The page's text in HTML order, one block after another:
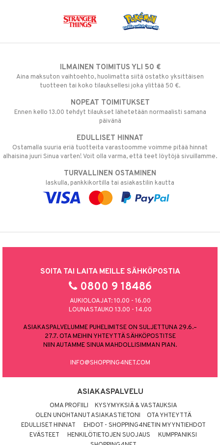
ILMAINEN TOIMITUS YLI 50 €
Aina maksuton vaihtoehto, huolimatta siitä ostatko yksittäisen
tuotteen tai koko tilauksellesi joka ylittää 50 €.
NOPEAT TOIMITUKSET
Ennen kello 13.00 tehdyt tilaukset lähetetään normaalisti samana
päivänä
EDULLISET HINNAT
Ostamalla suuria eriä tuotteita varastoomme voimme pitää hinnat
alhaisina juuri Sinua varten! Voit olla varma, että teet löytöjä sivuillamme.
TURVALLINEN OSTAMINEN
laskulla, pankkikortilla tai asiakastilin kautta
SOITA TAI LAITA MEILLE SÄHKÖPOSTIA
0800 9 18486
AUKIOLOAJAT: 10.00 - 16.00
LOUNASTAUKO 13.00 - 14.00
ASIAKASPALVELUMME PUHELIMITSE ON SULJETTUNA 29.6.–
27.7. OTA MEIHIN YHTEYTTÄ SÄHKÖPOSTITSE
NIIN AUTAMME SINUA MAHDOLLISIMMAN PIAN.
INFO@SHOPPING4NET.COM
ASIAKASPALVELU
OMA PROFIILI
KYSYMYKSIÄ & VASTAUKSIA
OLEN UNOHTANUT ASIAKASTIETONI
OTA YHTEYTTÄ
EDULLISET HINNAT
EHDOT - SHOPPING4NETIN MYYNTIEHDOT
EVÄSTEET
HENKILÖTIETOJEN SUOJAUS
KUMPPANIKSI